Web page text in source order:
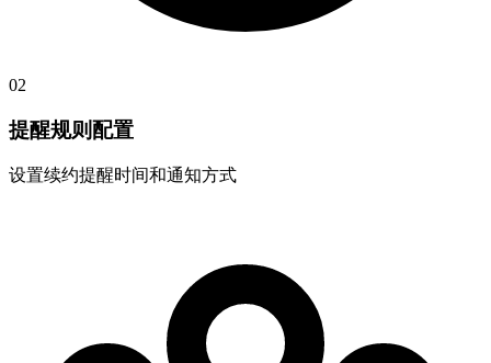
02
提醒规则配置
设置续约提醒时间和通知方式